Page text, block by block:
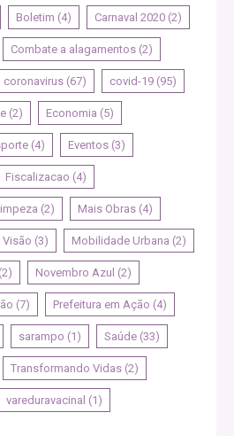
Boletim (4) Carnaval 2020 (2)
Combate a alagamentos (2)
coronavirus (67) covid-19 (95)
(2) Economia (5)
(4) Eventos (3)
Fiscalizacao (4)
(2) Mais Obras (4)
Visão (3) Mobilidade Urbana (2)
(2) Novembro Azul (2)
(7) Prefeitura em Ação (4)
sarampo (1) Saúde (33)
Transformando Vidas (2)
vareduravacinal (1)